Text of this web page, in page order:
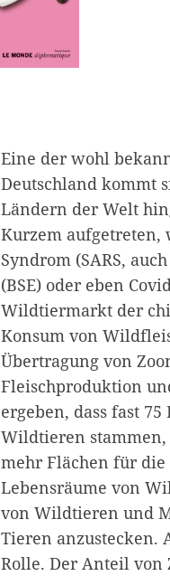
Eine der wohl
Deutschland kommt
Ländern der Welt
Kurzem aufgetreten,
Syndrom (SARS,
(BSE) oder eben
Wildtiermarkt der
Konsum von
Übertragung von
Fleischproduktion
ergeben, dass fast
Wildtieren stammen,
mehr Flächen für
Lebensräume von
von Wildtieren und
Tieren anzustecken.
Rolle. Der Anteil